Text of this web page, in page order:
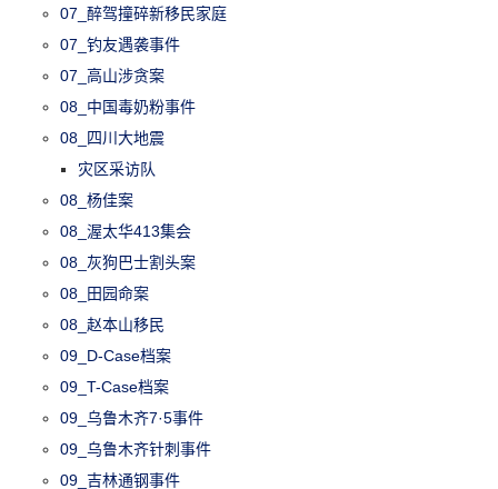
07_醉驾撞碎新移民家庭
07_钓友遇袭事件
07_高山涉贪案
08_中国毒奶粉事件
08_四川大地震
灾区采访队
08_杨佳案
08_渥太华413集会
08_灰狗巴士割头案
08_田园命案
08_赵本山移民
09_D-Case档案
09_T-Case档案
09_乌鲁木齐7·5事件
09_乌鲁木齐针刺事件
09_吉林通钢事件